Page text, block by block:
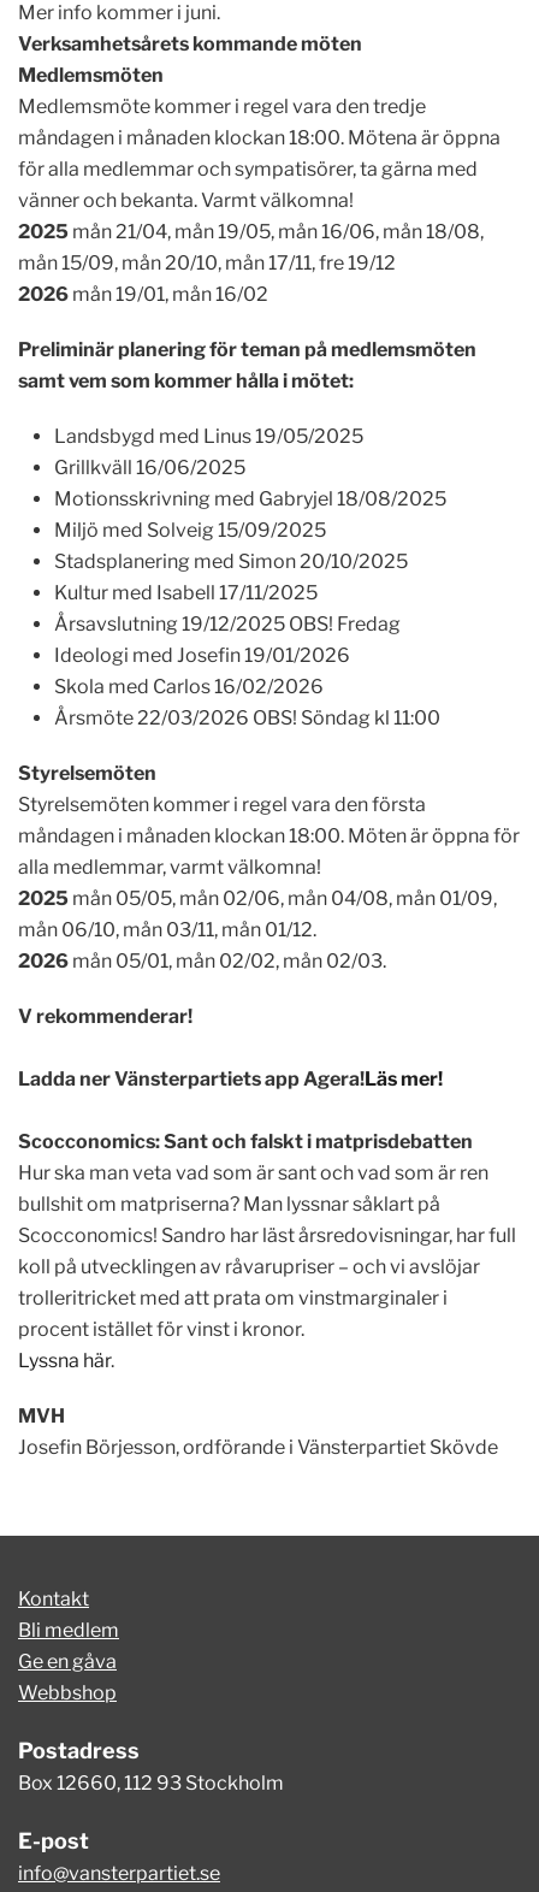
Mer info kommer i juni.
Verksamhetsårets kommande möten
Medlemsmöten
Medlemsmöte kommer i regel vara den tredje
måndagen i månaden klockan 18:00. Mötena är öppna
för alla medlemmar och sympatisörer, ta gärna med
vänner och bekanta. Varmt välkomna!
2025 mån 21/04, mån 19/05, mån 16/06, mån 18/08,
mån 15/09, mån 20/10, mån 17/11, fre 19/12
2026 mån 19/01, mån 16/02
Preliminär planering för teman på medlemsmöten
samt vem som kommer hålla i mötet:
Landsbygd med Linus 19/05/2025
Grillkväll 16/06/2025
Motionsskrivning med Gabryjel 18/08/2025
Miljö med Solveig 15/09/2025
Stadsplanering med Simon 20/10/2025
Kultur med Isabell 17/11/2025
Årsavslutning 19/12/2025 OBS! Fredag
Ideologi med Josefin 19/01/2026
Skola med Carlos 16/02/2026
Årsmöte 22/03/2026 OBS! Söndag kl 11:00
Styrelsemöten
Styrelsemöten kommer i regel vara den första
måndagen i månaden klockan 18:00. Möten är öppna för
alla medlemmar, varmt välkomna!
2025 mån 05/05, mån 02/06, mån 04/08, mån 01/09,
mån 06/10, mån 03/11, mån 01/12.
2026 mån 05/01, mån 02/02, mån 02/03.
V rekommenderar!
Ladda ner Vänsterpartiets app Agera!Läs mer!
Scocconomics: Sant och falskt i matprisdebatten
Hur ska man veta vad som är sant och vad som är ren
bullshit om matpriserna? Man lyssnar såklart på
Scocconomics! Sandro har läst årsredovisningar, har full
koll på utvecklingen av råvarupriser – och vi avslöjar
trolleritricket med att prata om vinstmarginaler i
procent istället för vinst i kronor.
Lyssna här.
MVH
Josefin Börjesson, ordförande i Vänsterpartiet Skövde
Kontakt
Bli medlem
Ge en gåva
Webbshop
Postadress
Box 12660, 112 93 Stockholm
E-post
info@vansterpartiet.se